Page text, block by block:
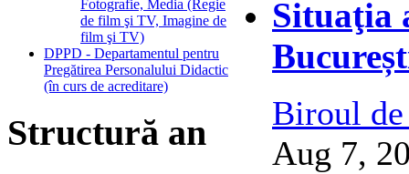
Situaţia
Biroul
Aug 7,
Fotografie, Media (Regie
de film şi TV, Imagine de
film şi TV)
DPPD - Departamentul pentru
Pregătirea Personalului Didactic
(în curs de acreditare)
Structură an